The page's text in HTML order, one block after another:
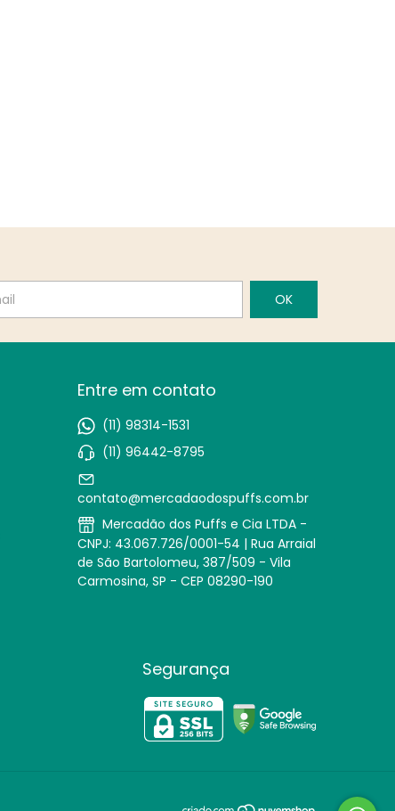
Entre em contato
(11) 98314-1531
(11) 96442-8795
contato@mercadaodospuffs.com.br
Mercadão dos Puffs e Cia LTDA -
CNPJ: 43.067.726/0001-54 | Rua Arraial
de São Bartolomeu, 387/509 - Vila
Carmosina, SP - CEP 08290-190
Segurança